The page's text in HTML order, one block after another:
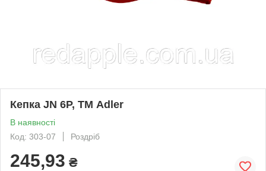
Кепка JN 6P, ТМ Adler
В наявності
Код: 303-07
Роздріб
245,93 ₴